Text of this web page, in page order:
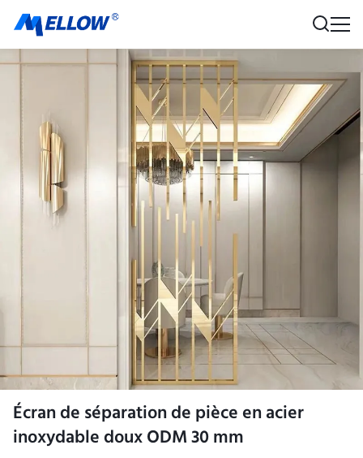
Écran de séparation de pièce en acier
inoxydable doux ODM 30 mm